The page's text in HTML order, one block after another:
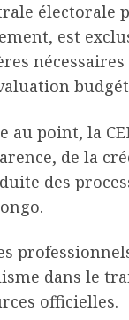
électorale
est
au point, la
de la
des
dans le
officielles.